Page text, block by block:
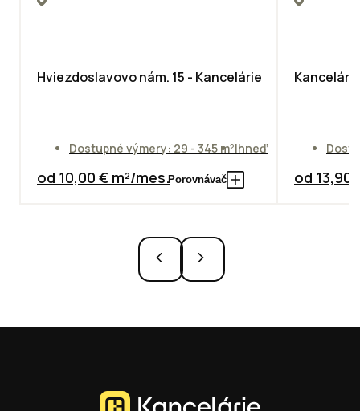
Hviezdoslavovo nám. 15 - Kancelárie
Dostupné výmery: 29 - 345 m²Ihneď
od 10,00 € m²/mes.Porovnávač od 13,90